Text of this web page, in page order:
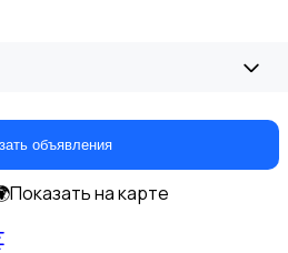
объявления
на карте